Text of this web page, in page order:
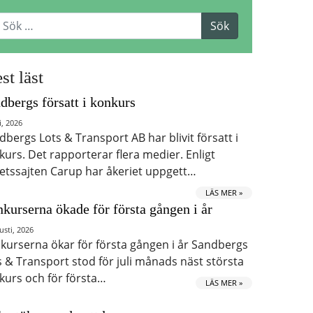
läst
försatt i konkurs
2026
Lots & Transport AB har blivit försatt i
Det rapporterar flera medier. Enligt
Carup har åkeriet uppgett…
LÄS MER »
ökade för första gången i år
2026
ökar för första gången i år Sandbergs
& Transport stod för juli månads näst största
och för första…
LÄS MER »